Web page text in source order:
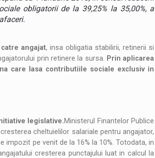
intr-o gama extinsa de variante atragatoare
obligatorii de la 39,25% la 35,00%, a
angajat, insa obligatia stabilirii, retinerii si
prin retinere la sursa. Prin aplicarea
care lasa contributiile sociale exclusiv in
legislative.Ministerul Finantelor Publice
cheltuielilor salariale pentru angajator,
pe venit de la 16% la 10%. Totodata, in
cresterea punctajului luat in calcul la